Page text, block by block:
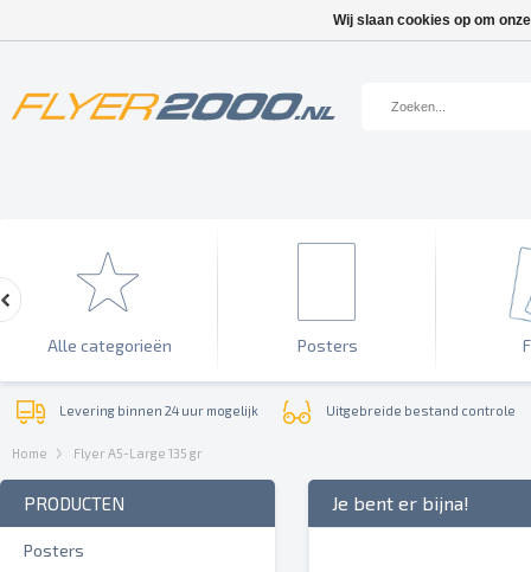
Alle categorieën Posters
Levering binnen 24 uur mogelijk Uitgebreide bestand controle
Home Flyer A5-Large 135 gr
PRODUCTEN
Posters
Je bent er bijna!
Wij slaan cookies op om